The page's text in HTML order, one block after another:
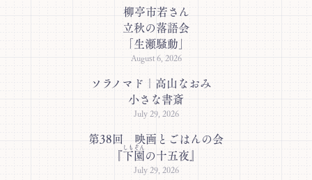
柳亭市若さん
立秋の落語会
「生瀬騒動」
August 6, 2026
ソラノマド｜高山なおみ
小さな書斎
July 29, 2026
第38回 映画とごはんの会
下園
しもぞん
の十五夜』
July 29, 2026